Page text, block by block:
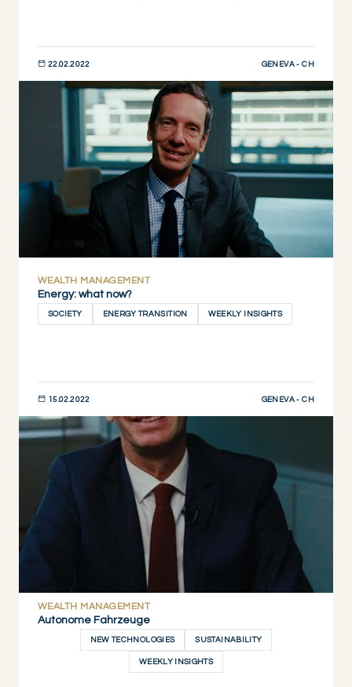
22.02.2022 GENEVA - CH
JETZT ENTDECKEN
WEALTH MANAGEMENT
Energy: what now?
SOCIETY ENERGY TRANSITION WEEKLY INSIGHTS
15.02.2022 GENEVA - CH
JETZT ENTDECKEN
WEALTH MANAGEMENT
Autonome Fahrzeuge
NEW TECHNOLOGIES SUSTAINABILITY
WEEKLY INSIGHTS